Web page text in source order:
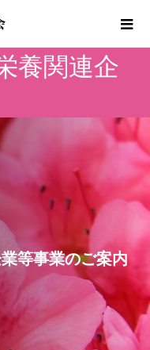
養関連企
等事業のご案内